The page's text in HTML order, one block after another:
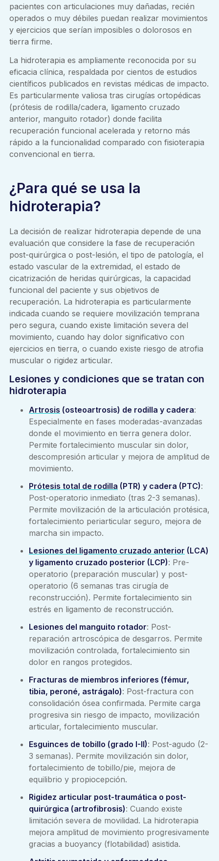
pacientes con articulaciones muy dañadas, recién
operados o muy débiles puedan realizar movimientos
y ejercicios que serían imposibles o dolorosos en
tierra firme.
La hidroterapia es ampliamente reconocida por su
eficacia clínica, respaldada por cientos de estudios
científicos publicados en revistas médicas de impacto.
Es particularmente valiosa tras cirugías ortopédicas
(prótesis de rodilla/cadera, ligamento cruzado
anterior, manguito rotador) donde facilita
recuperación funcional acelerada y retorno más
rápido a la funcionalidad comparado con fisioterapia
convencional en tierra.
¿Para qué se usa la
hidroterapia?
La decisión de realizar hidroterapia depende de una
evaluación que considere la fase de recuperación
post-quirúrgica o post-lesión, el tipo de patología, el
estado vascular de la extremidad, el estado de
cicatrización de heridas quirúrgicas, la capacidad
funcional del paciente y sus objetivos de
recuperación. La hidroterapia es particularmente
indicada cuando se requiere movilización temprana
pero segura, cuando existe limitación severa del
movimiento, cuando hay dolor significativo con
ejercicios en tierra, o cuando existe riesgo de atrofia
muscular o rigidez articular.
Lesiones y condiciones que se tratan con
hidroterapia
Artrosis (osteoartrosis) de rodilla y cadera:
Especialmente en fases moderadas-avanzadas
donde el movimiento en tierra genera dolor.
Permite fortalecimiento muscular sin dolor,
descompresión articular y mejora de amplitud de
movimiento.
Prótesis total de rodilla (PTR) y cadera (PTC):
Post-operatorio inmediato (tras 2-3 semanas).
Permite movilización de la articulación protésica,
fortalecimiento periarticular seguro, mejora de
marcha sin impacto.
Lesiones del ligamento cruzado anterior (LCA)
y ligamento cruzado posterior (LCP): Pre-
operatorio (preparación muscular) y post-
operatorio (6 semanas tras cirugía de
reconstrucción). Permite fortalecimiento sin
estrés en ligamento de reconstrucción.
Lesiones del manguito rotador: Post-
reparación artroscópica de desgarros. Permite
movilización controlada, fortalecimiento sin
dolor en rangos protegidos.
Fracturas de miembros inferiores (fémur,
tibia, peroné, astrágalo): Post-fractura con
consolidación ósea confirmada. Permite carga
progresiva sin riesgo de impacto, movilización
articular, fortalecimiento muscular.
Esguinces de tobillo (grado I-II): Post-agudo (2-
3 semanas). Permite movilización sin dolor,
fortalecimiento de tobillo/pie, mejora de
equilibrio y propiocepción.
Rigidez articular post-traumática o post-
quirúrgica (artrofibrosis): Cuando existe
limitación severa de movilidad. La hidroterapia
mejora amplitud de movimiento progresivamente
gracias a buoyancy (flotabilidad) asistida.